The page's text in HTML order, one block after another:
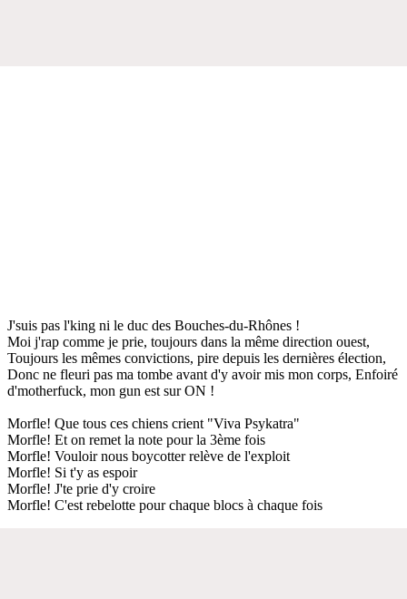
J'suis pas l'king ni le duc des Bouches-du-Rhônes !
Moi j'rap comme je prie, toujours dans la même direction ouest,
Toujours les mêmes convictions, pire depuis les dernières élection,
Donc ne fleuri pas ma tombe avant d'y avoir mis mon corps, Enfoiré
d'motherfuck, mon gun est sur ON !
Morfle! Que tous ces chiens crient "Viva Psykatra"
Morfle! Et on remet la note pour la 3ème fois
Morfle! Vouloir nous boycotter relève de l'exploit
Morfle! Si t'y as espoir
Morfle! J'te prie d'y croire
Morfle! C'est rebelotte pour chaque blocs à chaque fois